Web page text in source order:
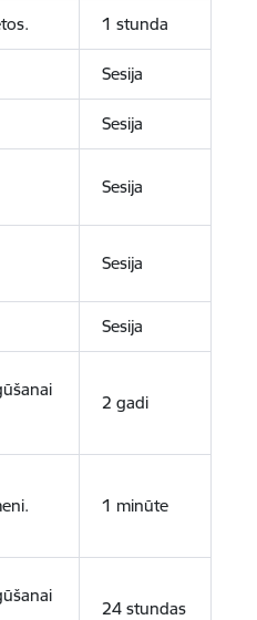
1 stunda
Sesija
Sesija
Sesija
Sesija
Sesija
2 gadi
1 minūte
24 stundas